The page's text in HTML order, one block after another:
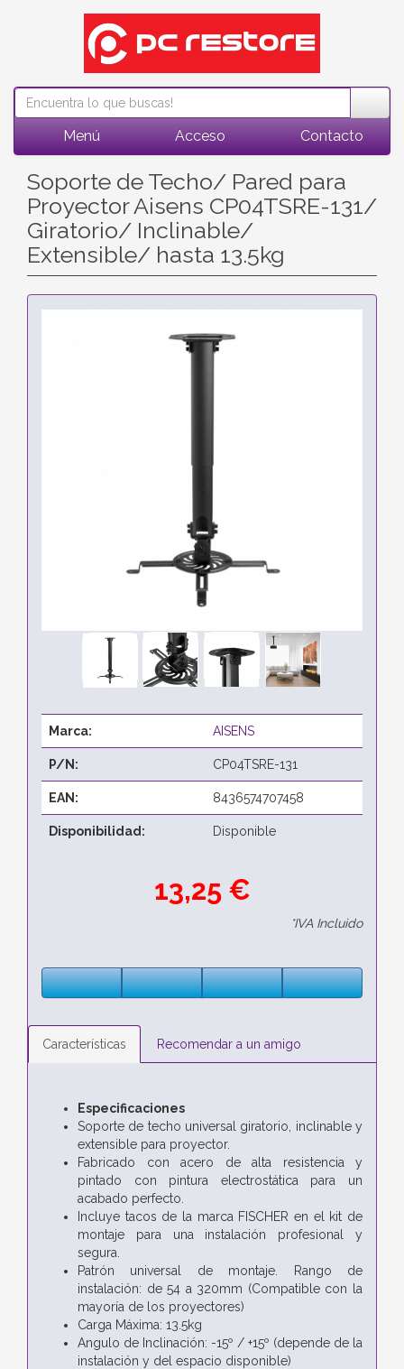
Menú Acceso Contacto
Soporte de Techo/ Pared para
Proyector Aisens CP04TSRE-131/
Giratorio/ Inclinable/
Extensible/ hasta 13.5kg
Marca: AISENS
P/N: CP04TSRE-131
EAN: 8436574707458
Disponibilidad: Disponible
13,25 €
*IVA Incluido
Características Recomendar a un amigo
Especificaciones
Soporte de techo universal giratorio, inclinable y
extensible para proyector.
Fabricado con acero de alta resistencia y
pintado con pintura electrostática para un
acabado perfecto.
Incluye tacos de la marca FISCHER en el kit de
montaje para una instalación profesional y
segura.
Patrón universal de montaje. Rango de
instalación: de 54 a 320mm (Compatible con la
mayoría de los proyectores)
Carga Máxima: 13.5kg
Angulo de Inclinación: -15º / +15º (depende de la
instalación y del espacio disponible)